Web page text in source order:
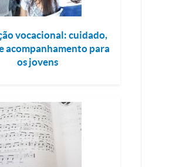
vocacional: cuidado,
acompanhamento para
os jovens